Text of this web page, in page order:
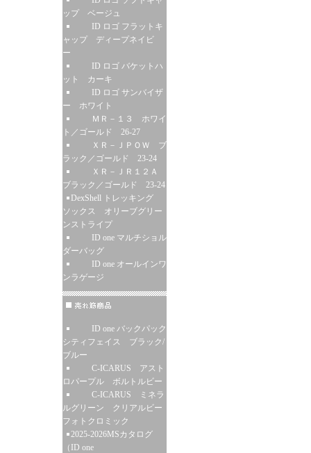
ップ ベージュ
ID ロゴ フラットキ
ャップ ディープネイビ
ー
ID ロゴ バケットハ
ット カーキ
ID ロゴ サンバイザ
ー ホワイト
ＭＲ－１３ ホワイ
ト／ゴールド 26-27
ＸＲ－ＪＰＯＷ ブ
ラック／ゴールド 23-24
ＸＲ－ＪＲ１２Ａ
ブラック／ゴールド 23-24
DexShell トレッキング
ソックス オリーブグリー
ンストライプ
ID one マルチショル
ダーバッグ
ID one オールインワ
ンラゲージ
ID one バックパック
シティフェイス ブラック/
ブルー
C-ICARUS アスト
ロパープル ボルトルビー
C-ICARUS ミネラ
ルグリーン クリアルビー
フォトクロミック
2025-2026MSカタログ
（ID one